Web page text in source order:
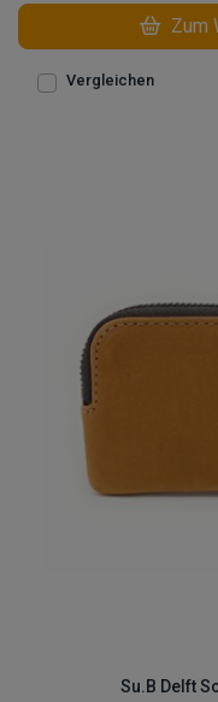
Zum
Vergleichen
Su.B Delft